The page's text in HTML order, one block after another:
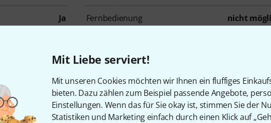
Mit Liebe serviert!
Mit unseren Cookies möchten wir Ihnen ein fluffiges
bieten. Dazu zählen zum Beispiel passende Angebote,
Einstellungen. Wenn das für Sie okay ist, stimmen Sie der
Statistiken und Marketing einfach durch einen Klick auf
Ja Fernbedienung nicht
Nein Länge